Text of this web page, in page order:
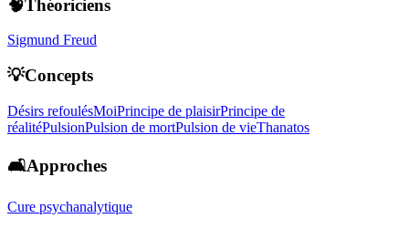
🧠Théoriciens
Sigmund Freud
💡Concepts
Désirs refoulésMoiPrincipe de plaisirPrincipe de
réalitéPulsionPulsion de mortPulsion de vieThanatos
🛋️Approches
Cure psychanalytique